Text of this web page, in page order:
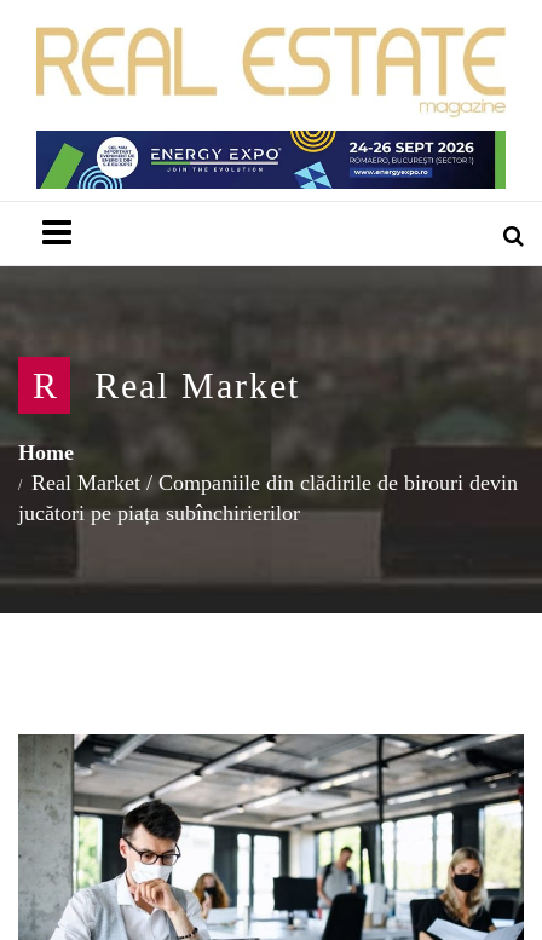
R Real Market
Home
Real Market / Companiile din clădirile de birouri devin
jucători pe piața subînchirierilor